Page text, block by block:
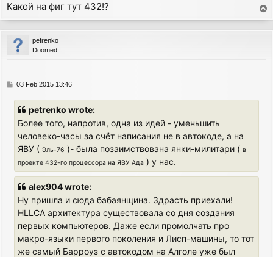
Какой на фиг тут 432!?
o
p
petrenko
Doomed
P03 Feb 2015 13:46
petrenko wrote:
Более того, напротив, одна из идей - уменьшить
человеко-часы за счёт написания не в автокоде, а на
ЯВУ ( Эль-76 )- была позаимствована янки-милитари ( в
проекте 432-го процессора на ЯВУ Ада ) у нас.
alex904 wrote:
Ну пришла и сюда бабаянщина. Здрасть приехали!
HLLCA архитектура существовала со дня создания
первых компьютеров. Даже если промолчать про
макро-языки первого поколения и Лисп-машины, то тот
же самый Барроуз с автокодом на Алголе уже был